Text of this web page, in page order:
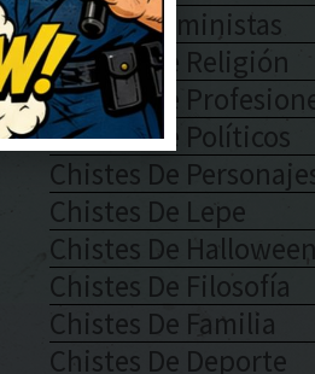
Chistes Feministas
Chistes De Religión
Chistes De
Chistes De Políticos
Chistes De
Chistes De Lepe
Chistes De Halloween
Chistes De Filosofía
Chistes De Familia
Chistes De Deporte